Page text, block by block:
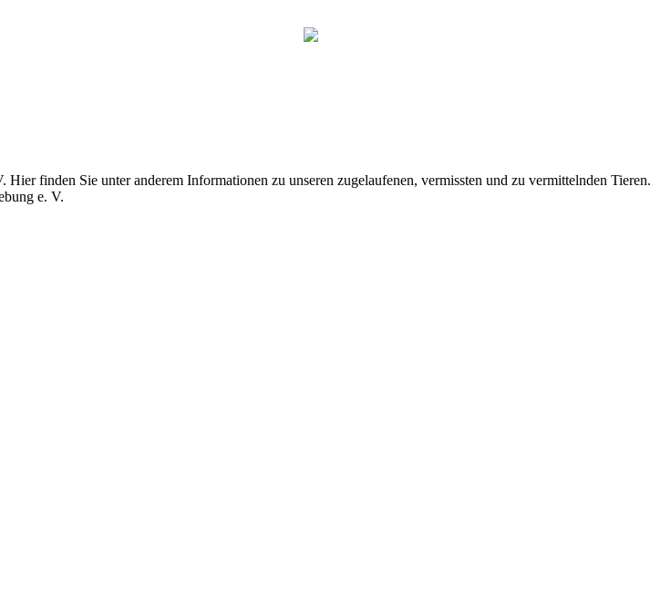
finden Sie unter anderem Informationen zu unseren zugelaufenen, vermissten und zu vermittelnden Tieren.
e. V.